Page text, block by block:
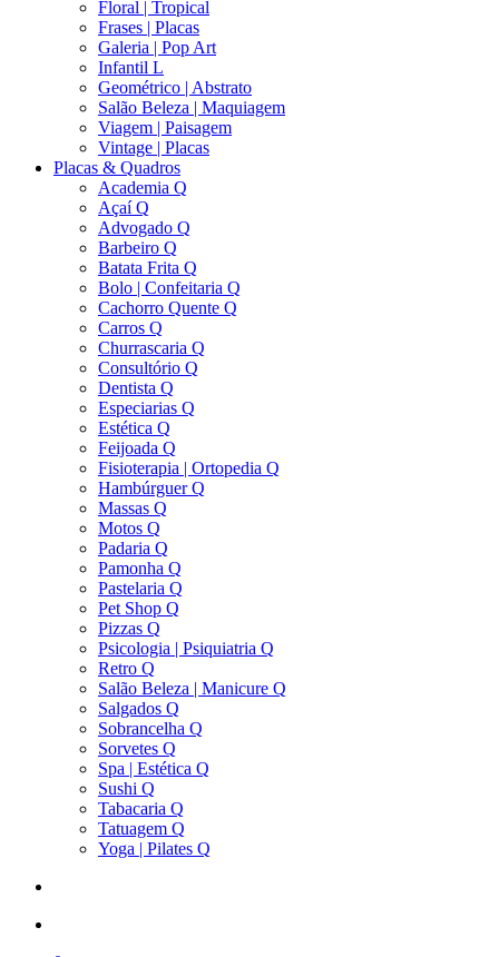
Floral | Tropical
Frases | Placas
Galeria | Pop Art
Infantil L
Geométrico | Abstrato
Salão Beleza | Maquiagem
Viagem | Paisagem
Vintage | Placas
Placas & Quadros
Academia Q
Açaí Q
Advogado Q
Barbeiro Q
Batata Frita Q
Bolo | Confeitaria Q
Cachorro Quente Q
Carros Q
Churrascaria Q
Consultório Q
Dentista Q
Especiarias Q
Estética Q
Feijoada Q
Fisioterapia | Ortopedia Q
Hambúrguer Q
Massas Q
Motos Q
Padaria Q
Pamonha Q
Pastelaria Q
Pet Shop Q
Pizzas Q
Psicologia | Psiquiatria Q
Retro Q
Salão Beleza | Manicure Q
Salgados Q
Sobrancelha Q
Sorvetes Q
Spa | Estética Q
Sushi Q
Tabacaria Q
Tatuagem Q
Yoga | Pilates Q